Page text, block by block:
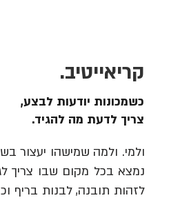
קריאייטיב.
כשמכונות יודעות לבצע,
צריך לדעת מה להגיד.
ולמי. ולמה שמישהו יעצור
נמצא בכל מקום שבו צריך